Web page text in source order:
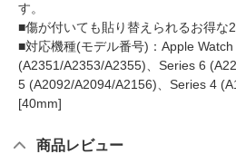
す。
■傷が付いても貼り替えられるお得な2
■対応機種(モデル番号)：Apple Watch
(A2351/A2353/A2355)、Series 6
5 (A2092/A2094/A2156)、Series 4
[40mm]
商品レビュー